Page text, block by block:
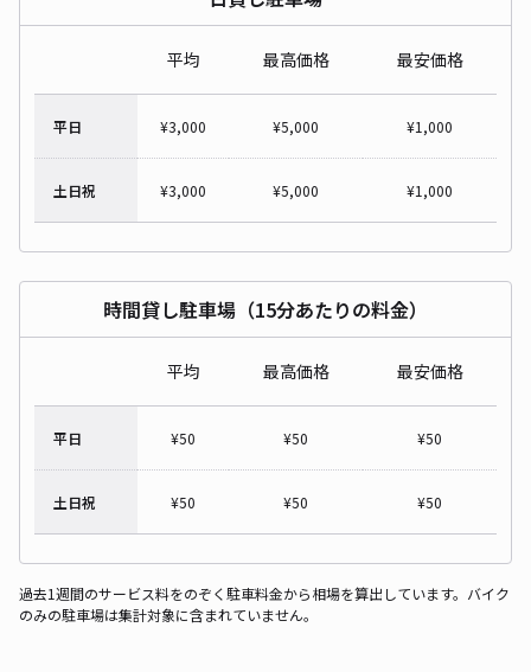
平均 最高価格 最安価格
平日 ¥3,000 ¥5,000 ¥1,000
土日祝 ¥3,000 ¥5,000 ¥1,000
時間貸し駐車場（15分あたりの料金）
平均 最高価格 最安価格
平日 ¥50 ¥50 ¥50
土日祝 ¥50 ¥50 ¥50
過去1週間のサービス料をのぞく駐車料金から相場を算出しています。バイク
のみの駐車場は集計対象に含まれていません。